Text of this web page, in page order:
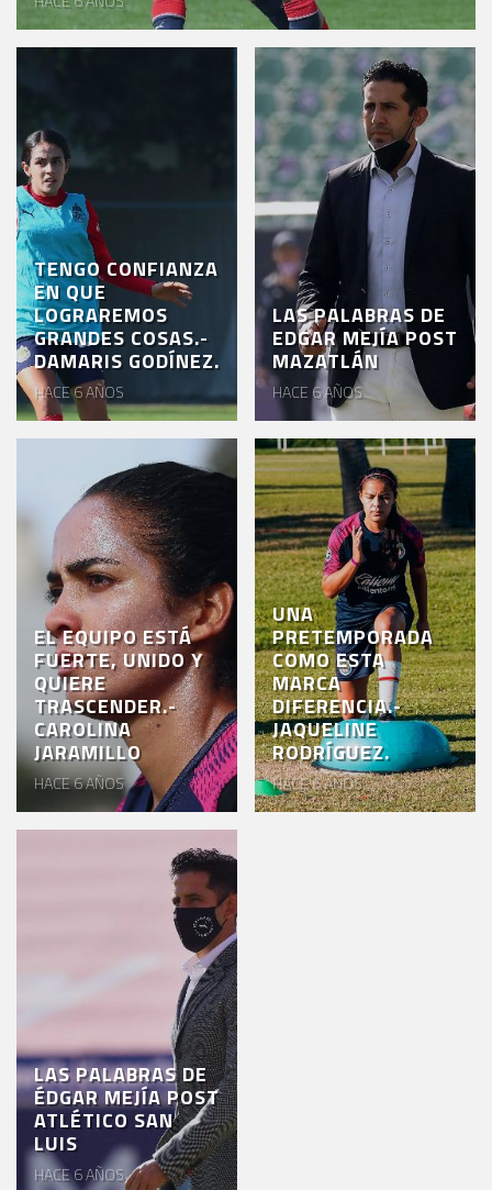
VENTA
CHIVABONOS
EVENTOS
DEPORTIVOS
REBAÑO
CHIVAS
TIENDA
CHIVAS
CHIVASTV
ESTADIO
AKRON
TOUR
ESTADIO
AKRON
TENGO CONFIANZA
EN QUE
LOGRAREMOS
GRANDES COSAS.-
DAMARIS GODÍNEZ.
HACE 6 AÑOS
LAS PALABRAS DE
EDGAR MEJÍA POST
MAZATLÁN
HACE 6 AÑOS
EL EQUIPO ESTÁ
FUERTE, UNIDO Y
QUIERE
TRASCENDER.-
CAROLINA
JARAMILLO
HACE 6 AÑOS
UNA
PRETEMPORADA
COMO ESTA
MARCA
DIFERENCIA.-
JAQUELINE
RODRÍGUEZ.
HACE 6 AÑOS
LAS PALABRAS DE
ÉDGAR MEJÍA POST
ATLÉTICO SAN
LUIS
HACE 6 AÑOS